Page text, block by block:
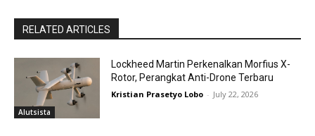
RELATED ARTICLES
Alutsista
Lockheed Martin Perkenalkan Morfius X-
Rotor, Perangkat Anti-Drone Terbaru
Kristian Prasetyo Lobo - July 22, 2026